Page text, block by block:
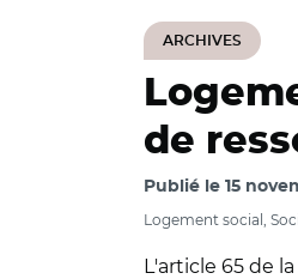
ARCHIVES
de
Publié le 15
Logement social,
L'article 65 de